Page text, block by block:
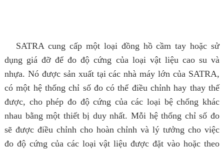
SATRA cung cấp một loại đồng hồ cầm tay hoặc sử
dụng giá đỡ để đo độ cứng của loại vật liệu cao su và
nhựa. Nó được sản xuất tại các nhà máy lớn của SATRA,
có một hệ thống chỉ số đo có thể điều chỉnh hay thay thế
được, cho phép đo độ cứng của các loại bệ chống khác
nhau bằng một thiết bị duy nhất. Mỗi hệ thống chỉ số đo
sẽ được điều chỉnh cho hoàn chỉnh và lý tưởng cho việc
đo độ cứng của các loại vật liệu được đặt vào hoặc theo